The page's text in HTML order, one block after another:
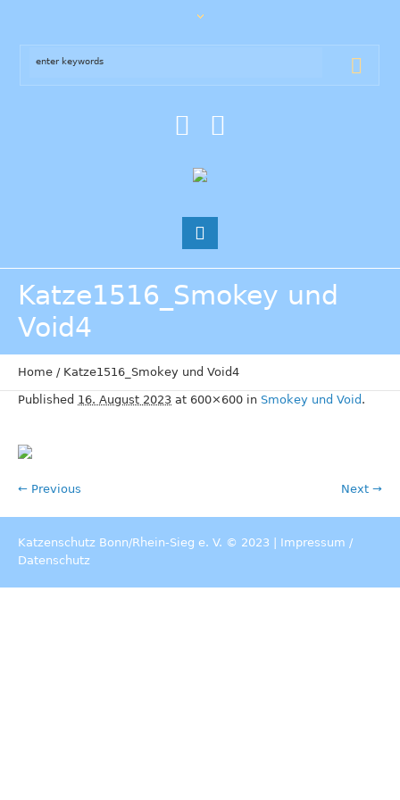
Katze1516_Smokey und
Void4
Home / Katze1516_Smokey und Void4
Published 16. August 2023 at 600×600 in Smokey und Void .
← Previous Next →
Katzenschutz Bonn/Rhein-Sieg e. V. © 2023 | Impressum /
Datenschutz